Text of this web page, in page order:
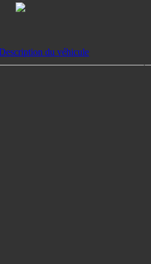
du véhicule